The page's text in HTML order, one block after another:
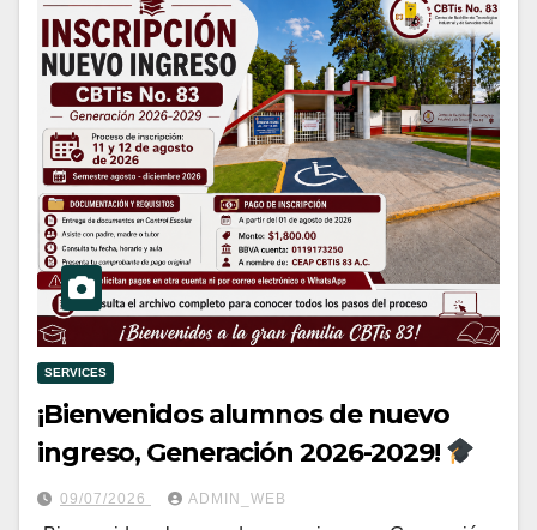
SERVICES
¡Bienvenidos alumnos de nuevo
ingreso, Generación 2026-2029!
09/07/2026 ADMIN_WEB